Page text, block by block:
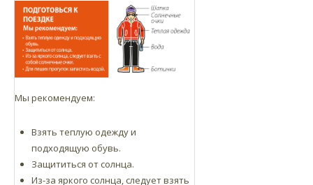
Мы рекомендуем:
Взять теплую одежду и
подходящую обувь.
Защититься от солнца.
Из-за яркого солнца, следует взять